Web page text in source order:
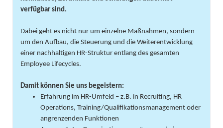
verfügbar sind.
Dabei geht es nicht nur um einzelne Maßnahmen, sondern
um den Aufbau, die Steuerung und die Weiterentwicklung
einer nachhaltigen HR-Struktur entlang des gesamten
Employee Lifecycles.
Damit können Sie uns begeistern:
Erfahrung im HR-Umfeld – z.B. in Recruiting, HR
Operations, Training/Qualifikationsmanagement oder
angrenzenden Funktionen